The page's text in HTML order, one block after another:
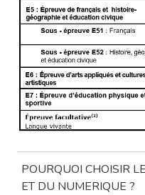
POURQUOI CHOISIR
ET DU NUMERIQUE ?